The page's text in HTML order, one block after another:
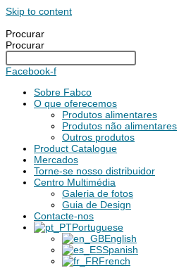
Skip to content
Procurar
Procurar
Facebook-f
Sobre Fabco
O que oferecemos
Produtos alimentares
Produtos não alimentares
Outros produtos
Product Catalogue
Mercados
Torne-se nosso distribuidor
Centro Multimédia
Galeria de fotos
Guia de Design
Contacte-nos
Portuguese
English
Spanish
French